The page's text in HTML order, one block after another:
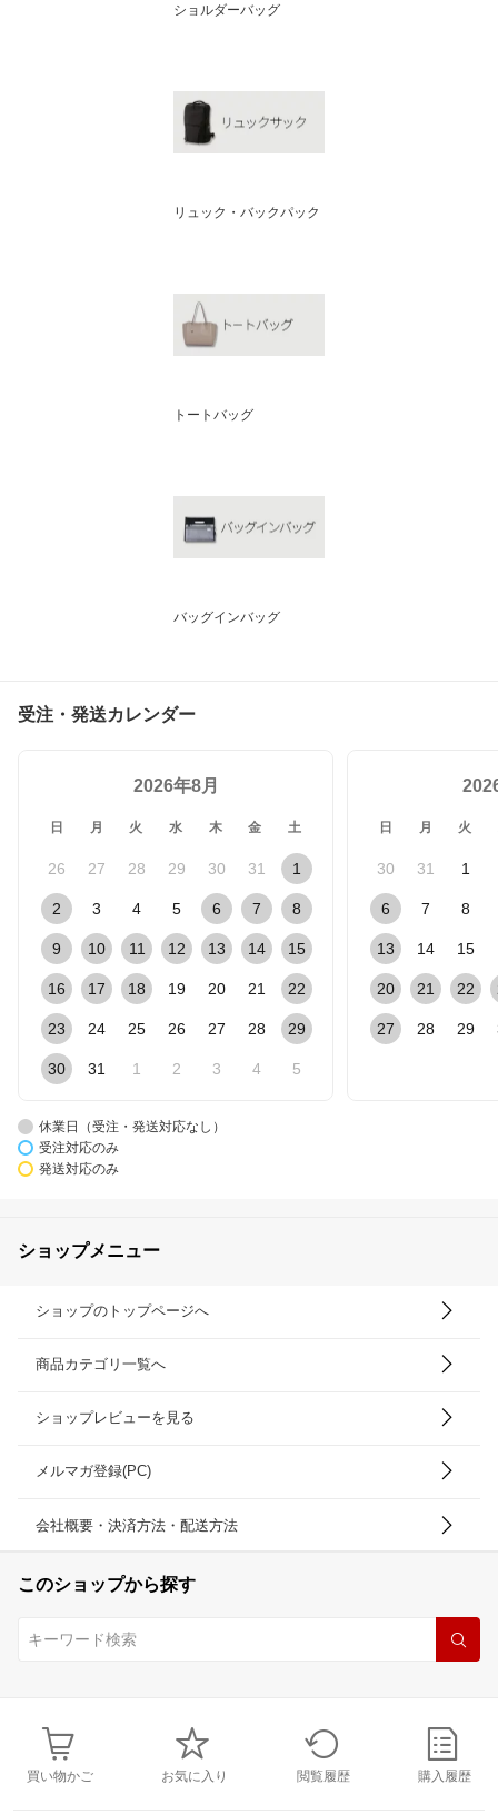
ショルダーバッグ
リュック・バックパック
トートバッグ
バッグインバッグ
受注・発送カレンダー
2026年8月
日 月 火 水 木 金 土
26 27 28 29 30 31 1
2 3 4 5 6 7 8
9 10 11 12 13 14 15
16 17 18 19 20 21 22
23 24 25 26 27 28 29
30 31 1 2 3 4 5
日 月 火
30 31 1
6 7 8
13 14 15
20 21 22
27 28 29
休業日（受注・発送対応なし）
受注対応のみ
発送対応のみ
ショップメニュー
ショップのトップページへ
商品カテゴリ一覧へ
ショップレビューを見る
メルマガ登録(PC)
会社概要・決済方法・配送方法
このショップから探す
買い物かご お気に入り 閲覧履歴 購入履歴